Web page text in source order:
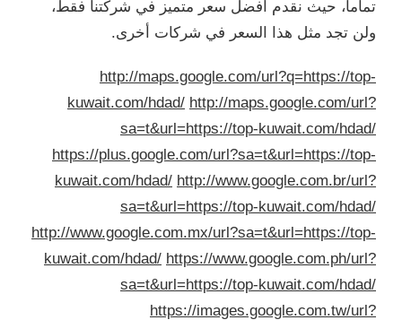
حيث نقدم أفضل سعر متميز في شركتنا فقط،
تجد مثل هذا السعر في شركات أخرى.
http://maps.google.com/url?q=https://
kuwait.com/hdad/ http://maps.google.com/
sa=t&url=https://top-kuwait.com/
https://plus.google.com/url?sa=t&url=https://
kuwait.com/hdad/ http://www.google.com.br/
sa=t&url=https://top-kuwait.com/
http://www.google.com.mx/url?sa=t&url=https://
kuwait.com/hdad/ https://www.google.com.ph/
sa=t&url=https://top-kuwait.com/
https://images.google.com.tw/